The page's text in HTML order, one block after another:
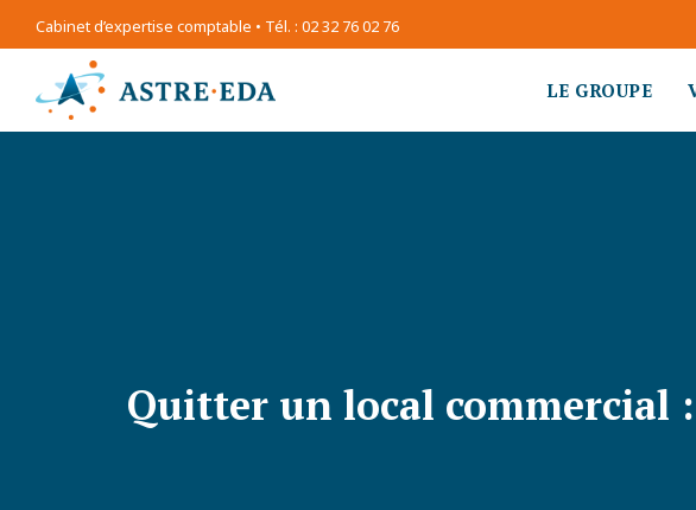
Cabinet d’expertise comptable • Tél. : 02 32 76 02 76
LE GROUPE
Quitter un local commercial